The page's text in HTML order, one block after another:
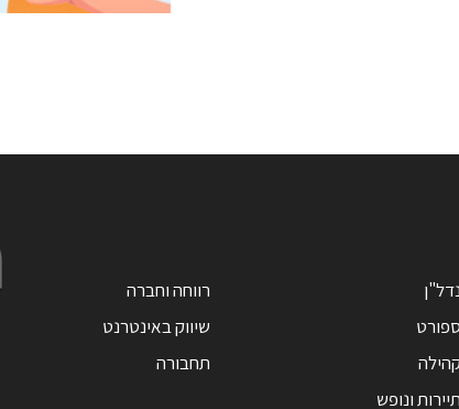
נדל"ן
ספורט
תיירות ונופש
רווחה וחברה
שיווק באינטרנט
תחבורה